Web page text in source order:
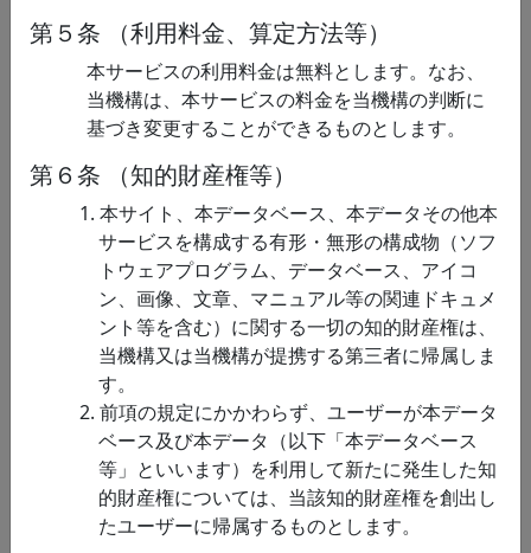
連
膜部位再現性)構造
計測データ
ェッカーボードパターン、お
よび視野を縦横に横切るバー)
に対するヒト fMRI脳活動デー
タセットです。 30名の被験者
脳情
対戦型テレビゲ
ーム中の脳波デー
人がテレビゲームにおける対
戦型野球ゲームを行っている
ときの4人分の脳波データで
す．具体的な野球ゲームの内
容に関しては，Yokota et al.,
,PLOS ONE 14(2), e0212483 …
Brain Viewer
2013
Brain Viewer 2013は、人が知
覚する様々な物体や動作カテ
ゴリが大脳皮質のどこでどの
ように表現されているか、ま
たそれが認知状態（人や乗り
物に注意を向けている状態）
によってどのように変化す
第５条 （利用料金、算定方法等）
本サービスの利用料金は無料とします。なお、
当機構は、本サービスの料金を当機構の判断に
基づき変更することができるものとします。
第６条 （知的財産権等）
1. 本サイト、本データベース、本データその他本
サービスを構成する有形・無形の構成物（ソフ
トウェアプログラム、データベース、アイコ
ン、画像、文章、マニュアル等の関連ドキュメ
ント等を含む）に関する一切の知的財産権は、
当機構又は当機構が提携する第三者に帰属しま
す。
2. 前項の規定にかかわらず、ユーザーが本データ
ベース及び本データ（以下「本データベース
等」といいます）を利用して新たに発生した知
的財産権については、当該知的財産権を創出し
たユーザーに帰属するものとします。